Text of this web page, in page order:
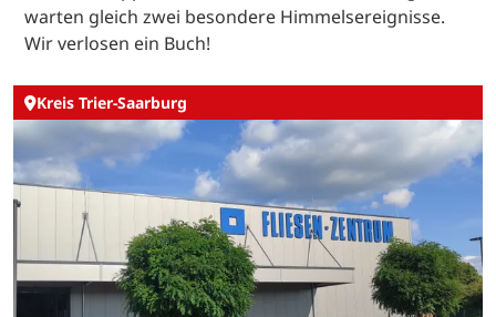
warten gleich zwei besondere Himmelsereignisse.
Wir verlosen ein Buch!
Kreis Trier-Saarburg